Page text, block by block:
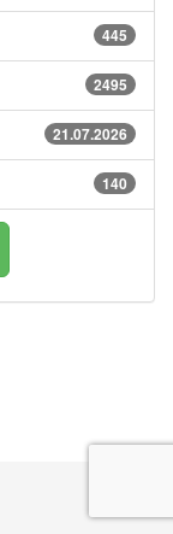
445
2495
21.07.2026
140